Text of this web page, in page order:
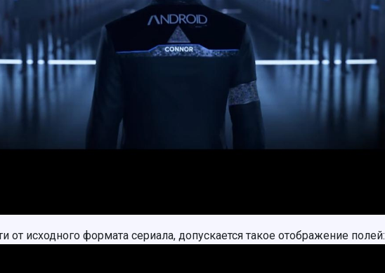
от исходного формата сериала, допускается такое отображение полей: